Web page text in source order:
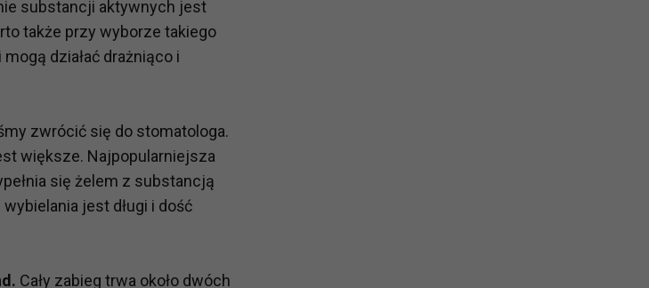
substancji aktywnych jest
także przy wyborze takiego
działać drażniąco i
zwrócić się do stomatologa.
większe. Najpopularniejsza
się żelem z substancją
jest długi i dość
Cały zabieg trwa około dwóch
podmiotom przetwarzającym je na nasze zlecenie,
oraz podmiotom uprawnionym do uzyskania danych na podstawie
dane o ruchu użytkowników zbierane są przez naszych
usunięcia lub ograniczenia ich przetwarzania. Możesz